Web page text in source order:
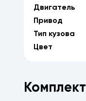
Двигатель
Привод
Тип кузова
Цвет